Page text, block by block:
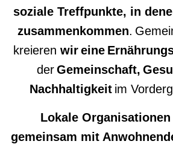
soziale Treffpunkte, in
zusammenkommen.
kreieren wir eine
derGemeinschaft,
Nachhaltigkeit im
Lokale Organisationen
gemeinsam mit